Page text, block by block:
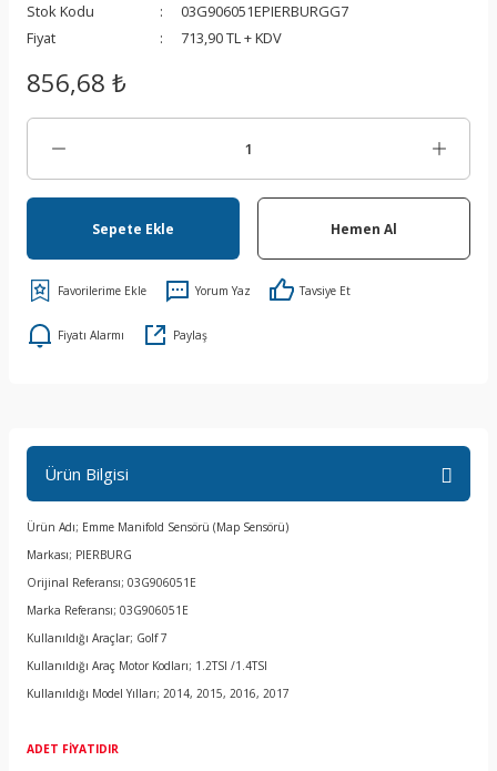
Stok Kodu
03G906051EPIERBURGG7
Fiyat
713,90 TL + KDV
856,68 ₺
Sepete Ekle Hemen Al
Yorum Yaz Tavsiye Et
Fiyatı Alarmı Paylaş
Ürün Bilgisi
Ürün Adı; Emme Manifold Sensörü (Map Sensörü)
Markası; PIERBURG
Orijinal Referansı; 03G906051E
Marka Referansı; 03G906051E
Kullanıldığı Araçlar; Golf 7
Kullanıldığı Araç Motor Kodları; 1.2TSI /1.4TSI
Kullanıldığı Model Yılları; 2014, 2015, 2016, 2017
ADET FİYATIDIR